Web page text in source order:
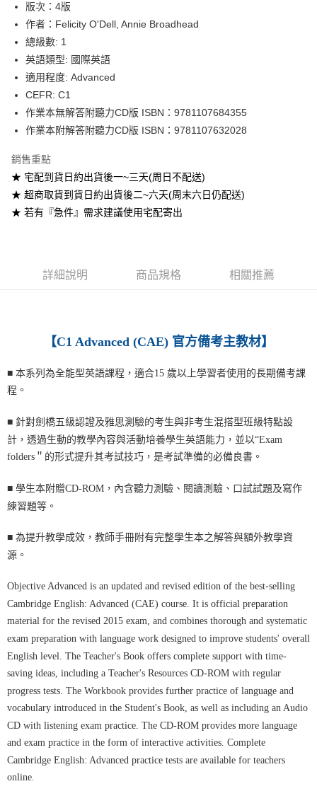
運送方式
每筆NT$60
付款後全家取貨
每筆NT$60
每筆NT$60
付款後7-11取貨
每筆NT$60
宅配-離島
版次：4版
作者：Felicity O'Dell, Annie Broadhead
總級數: 1
英語類型: 國際英語
適用程度: Advanced
CEFR: C1
作業本無解答附聽力CD版 ISBN：9781107684355
作業本附解答附聽力CD版 ISBN：9781107632028
銷售重點
★ 宅配到貨日約出貨後一~三天(周日不配送)
★ 超商取貨到貨日約出貨後二~六天(周末六日仍配送)
★ 若有『急件』需求建議使用宅配寄出
詳細說明 商品規格 相關推薦
【C1 Advanced (CAE) 官方備考主教材】
■ 本系列為全能型英語課程，適合15 歲以上學習者使用的長期備考課
程。
■ 針對劍橋五級認證及雅思測驗的考生與非考生混搭型班級特點設
計，透過生動的教學內容與活動培養學生英語能力，並以“Exam
folders＂的形式提升其考試技巧，是考試準備的必備良書。
■ 學生本附贈CD-ROM，內含聽力測驗、閱讀測驗、口試試題及寫作
練習題等。
■ 為提升教學成效，教師手冊附有完整學生本之解答與額外教學資
源。
Objective Advanced is an updated and revised edition of the best-selling
Cambridge English: Advanced (CAE) course. It is official preparation
material for the revised 2015 exam, and combines thorough and systematic
exam preparation with language work designed to improve students' overall
English level. The Teacher's Book offers complete support with time-
saving ideas, including a Teacher's Resources CD-ROM with regular
progress tests. The Workbook provides further practice of language and
vocabulary introduced in the Student's Book, as well as including an Audio
CD with listening exam practice. The CD-ROM provides more language
and exam practice in the form of interactive activities. Complete
Cambridge English: Advanced practice tests are available for teachers
online.